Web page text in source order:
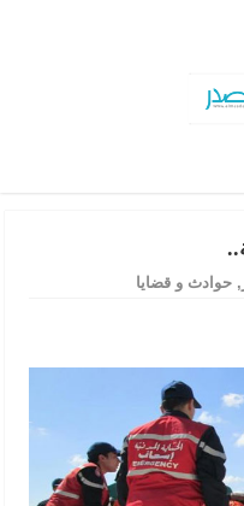
ال
, حوادث و قضايا